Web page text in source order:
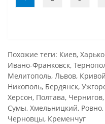
Похожие теги: Киев,
Ивано-Франковск,
Мелитополь, Львов,
Никополь, Бердянск,
Херсон, Полтава, Чернигов,
Сумы, Хмельницкий, Ровно,
Черновцы, Кременчуг